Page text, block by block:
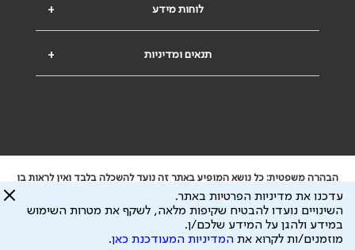
+ לוחות מידע
+ תנאים ומדיניות
הבהרה משפטית: כל נושא המופיע באתר זה נועד להשכלה בלבד ואין לראות בו
ייעוץ רפואי או משפטי. אין הר"י אחראית לתוכן המתפרסם באתר זה ולכל נזק
שעלול להיגרם.
ידוע לי שהר"י אוספת ושומרת מידע אישי לצורך מתן השרות וכי חלק ממנו עשוי
להיות מועבר לצדדים שלישיים, הכל בכפוף למדיניות הפרטיות
עדכנו את מדיניות הפרטיות באתר.
השינויים נועדו להבטיח שקיפות מלאה, לשקף את מטרות השימוש
במידע ולהגן על המידע שלכם/ן.
מוזמנים/ות לקרוא את המדיניות המעודכנת כאן.